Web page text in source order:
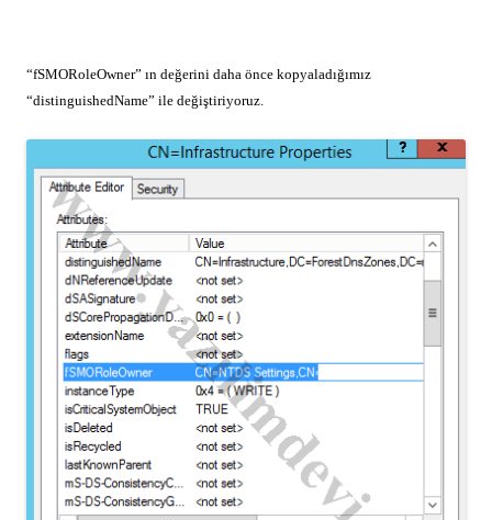
“fSMORoleOwner” ın değerini daha önce kopyaladığımız
“distinguishedName” ile değiştiriyoruz.